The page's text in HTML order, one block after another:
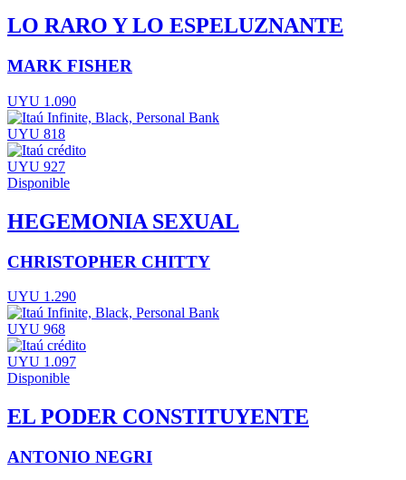
LO RARO Y LO ESPELUZNANTE
MARK FISHER
UYU 1.090
UYU 818
UYU 927
Disponible
HEGEMONIA SEXUAL
CHRISTOPHER CHITTY
UYU 1.290
UYU 968
UYU 1.097
Disponible
EL PODER CONSTITUYENTE
ANTONIO NEGRI